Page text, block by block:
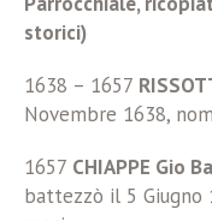
storici)
1638 – 1657
Novembre 1638,
1657 CHIAPPE Gio
battezzò il 5 Giugno